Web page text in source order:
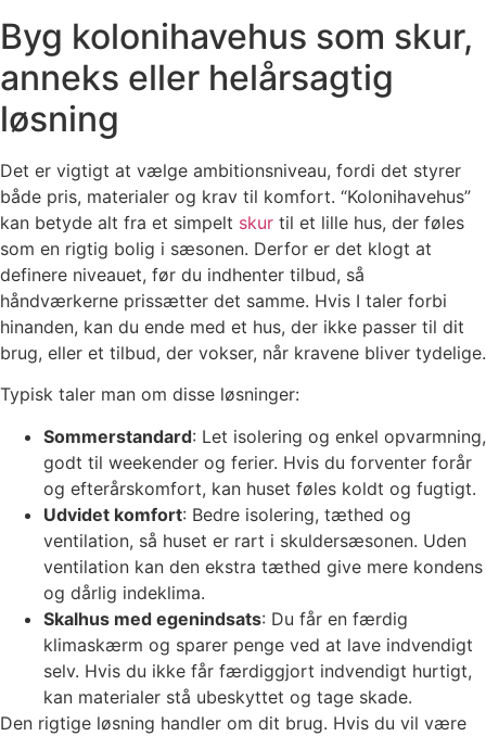
Byg kolonihavehus som skur,
anneks eller helårsagtig
løsning
Det er vigtigt at vælge ambitionsniveau, fordi det styrer
både pris, materialer og krav til komfort. “Kolonihavehus”
kan betyde alt fra et simpelt skur til et lille hus, der føles
som en rigtig bolig i sæsonen. Derfor er det klogt at
definere niveauet, før du indhenter tilbud, så
håndværkerne prissætter det samme. Hvis I taler forbi
hinanden, kan du ende med et hus, der ikke passer til dit
brug, eller et tilbud, der vokser, når kravene bliver tydelige.
Typisk taler man om disse løsninger:
Sommerstandard: Let isolering og enkel opvarmning,
godt til weekender og ferier. Hvis du forventer forår
og efterårskomfort, kan huset føles koldt og fugtigt.
Udvidet komfort: Bedre isolering, tæthed og
ventilation, så huset er rart i skuldersæsonen. Uden
ventilation kan den ekstra tæthed give mere kondens
og dårlig indeklima.
Skalhus med egenindsats: Du får en færdig
klimaskærm og sparer penge ved at lave indvendigt
selv. Hvis du ikke får færdiggjort indvendigt hurtigt,
kan materialer stå ubeskyttet og tage skade.
Den rigtige løsning handler om dit brug. Hvis du vil være